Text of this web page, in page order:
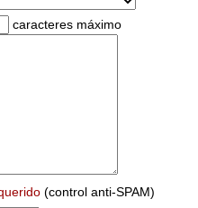
caracteres máximo
(control anti-SPAM)